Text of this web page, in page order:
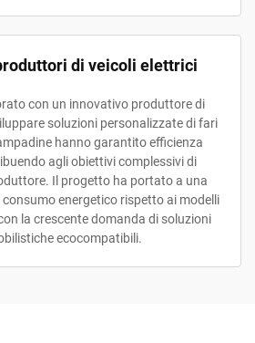
di veicoli elettrici
con un innovativo produttore di
soluzioni personalizzate di fari
hanno garantito efficienza
agli obiettivi complessivi di
Il progetto ha portato a una
consumo energetico rispetto ai modelli
la crescente domanda di soluzioni
ecocompatibili.